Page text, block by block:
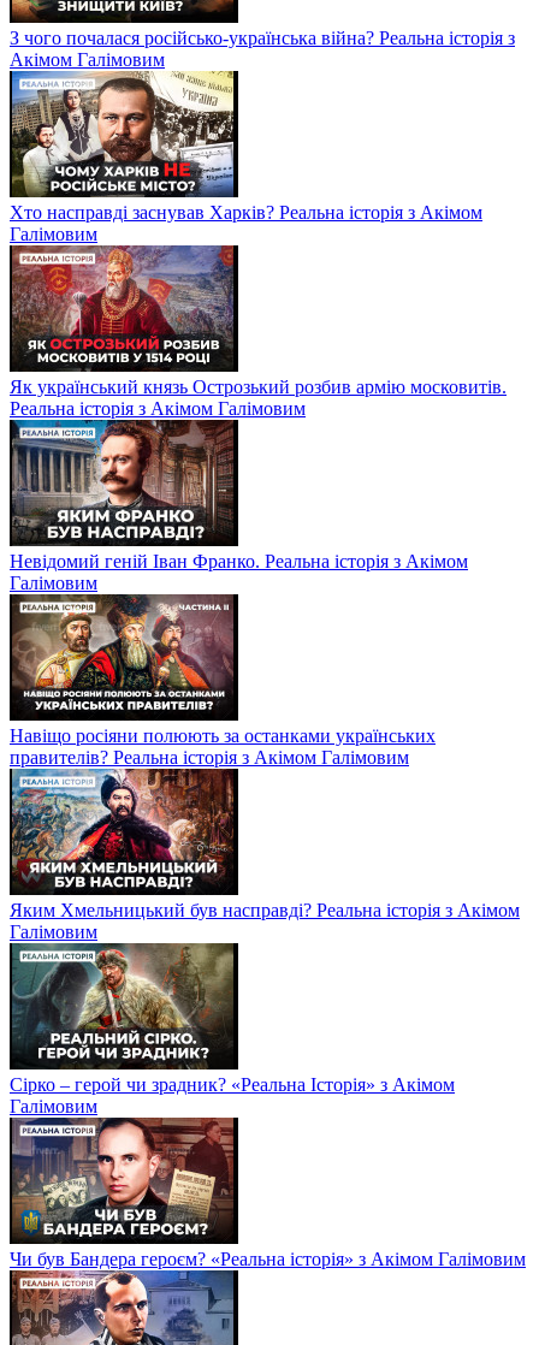
З чого почалася російсько-українська війна? Реальна історія з
Акімом Галімовим
Хто насправді заснував Харків? Реальна історія з Акімом
Галімовим
Як український князь Острозький розбив армію московитів.
Реальна історія з Акімом Галімовим
Невідомий геній Іван Франко. Реальна історія з Акімом
Галімовим
Навіщо росіяни полюють за останками українських
правителів? Реальна історія з Акімом Галімовим
Яким Хмельницький був насправді? Реальна історія з Акімом
Галімовим
Сірко – герой чи зрадник? «Реальна Історія» з Акімом
Галімовим
Чи був Бандера героєм? «Реальна історія» з Акімом Галімовим